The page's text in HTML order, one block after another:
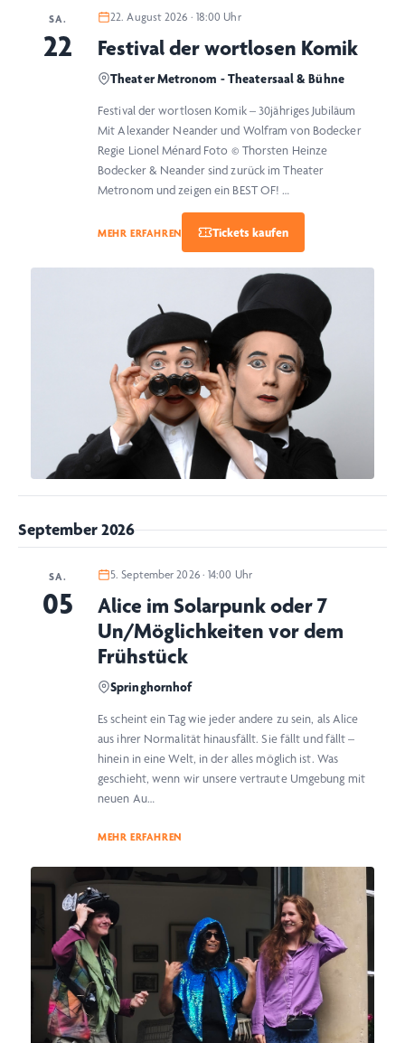
SA.
22
22. August 2026 · 18:00 Uhr
Festival der wortlosen Komik
Theater Metronom - Theatersaal & Bühne
Festival der wortlosen Komik – 30jähriges Jubiläum
Mit Alexander Neander und Wolfram von Bodecker
Regie Lionel Ménard Foto © Thorsten Heinze
Bodecker & Neander sind zurück im Theater
Metronom und zeigen ein BEST OF! …
MEHR ERFAHREN
September 2026
SA.
05
5. September 2026 · 14:00 Uhr
Alice im Solarpunk oder 7
Un/Möglichkeiten vor dem
Frühstück
Springhornhof
Es scheint ein Tag wie jeder andere zu sein, als Alice
aus ihrer Normalität hinausfällt. Sie fällt und fällt –
hinein in eine Welt, in der alles möglich ist. Was
geschieht, wenn wir unsere vertraute Umgebung mit
neuen Au…
MEHR ERFAHREN